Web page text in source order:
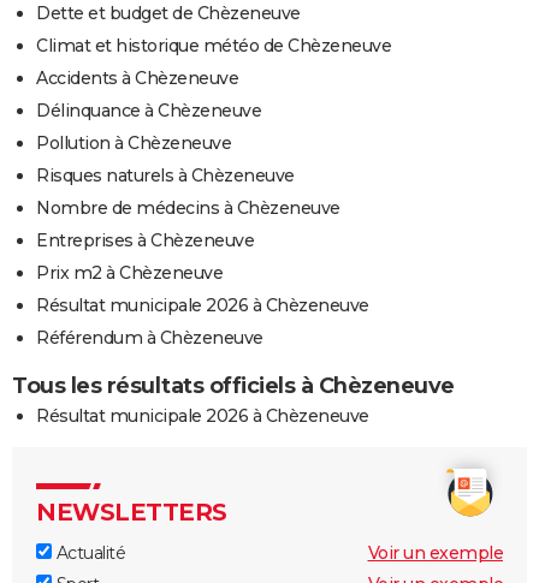
Dette et budget de Chèzeneuve
Climat et historique météo de Chèzeneuve
Accidents à Chèzeneuve
Délinquance à Chèzeneuve
Pollution à Chèzeneuve
Risques naturels à Chèzeneuve
Nombre de médecins à Chèzeneuve
Entreprises à Chèzeneuve
Prix m2 à Chèzeneuve
Résultat municipale 2026 à Chèzeneuve
Référendum à Chèzeneuve
Tous les résultats officiels à Chèzeneuve
Résultat municipale 2026 à Chèzeneuve
NEWSLETTERS
Actualité
Voir un exemple